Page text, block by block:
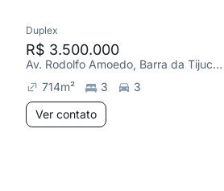
Duplex
R$ 3.500.000
Av. Rodolfo Amoedo, Barra da Tijuca: Jardim Oceânico
714m² 3
3
Ver contato